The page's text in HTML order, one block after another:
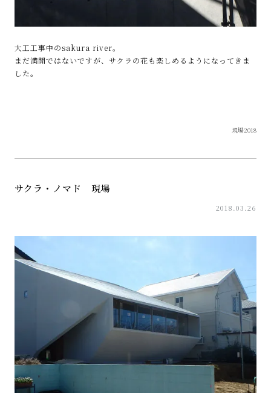
大工工事中のsakura river。
まだ満開ではないですが、サクラの花も楽しめるようになってきま
した。
現場2018
サクラ・ノマド 現場
2018.03.26